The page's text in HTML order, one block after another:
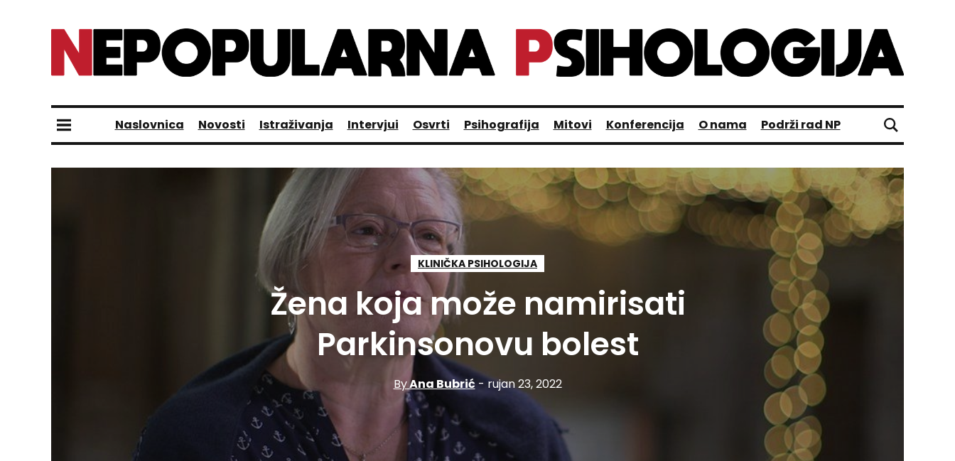
Naslovnica Novosti Istraživanja Intervjui Osvrti Psihografija Mitovi Konferencija O nama Podrži rad NP
KLINIČKA PSIHOLOGIJA
Žena koja može namirisati
Parkinsonovu bolest
ByAna Bubrić - rujan 23, 2022